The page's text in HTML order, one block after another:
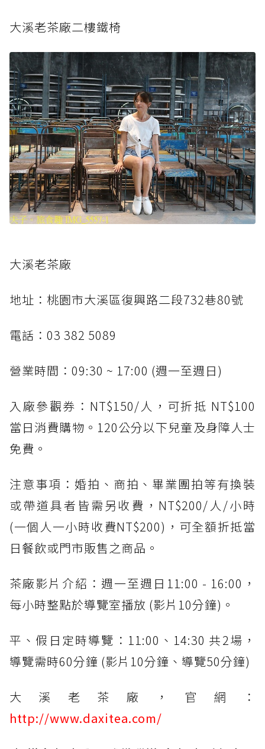
大溪老茶廠二樓鐵椅
大溪老茶廠
地址：桃園市大溪區復興路二段732巷80號
電話：03 382 5089
營業時間：09:30 ~ 17:00 (週一至週日)
入廠參觀券：NT$150/人，可折抵 NT$100
當日消費購物。120公分以下兒童及身障人士
免費。
注意事項：婚拍、商拍、畢業團拍等有換裝
或帶道具者皆需另收費，NT$200/人/小時
(一個人一小時收費NT$200)，可全額折抵當
日餐飲或門市販售之商品。
茶廠影片介紹：週一至週日11:00 - 16:00，
每小時整點於導覽室播放 (影片10分鐘)。
平、假日定時導覽：11:00、14:30 共2場，
導覽需時60分鐘 (影片10分鐘、導覽50分鐘)
大溪老茶廠，官網：
http://www.daxitea.com/